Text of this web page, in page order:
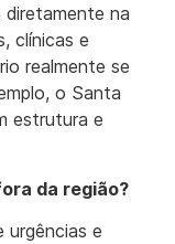
diretamente na
clínicas e
realmente se
o Santa
estrutura e
da região?
urgências e